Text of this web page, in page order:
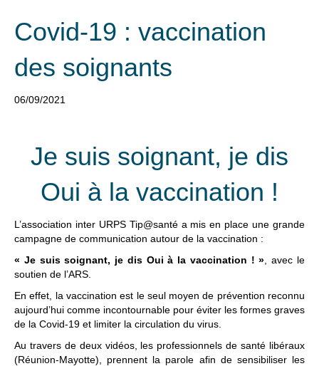
Covid-19 : vaccination
des soignants
06/09/2021
Je suis soignant, je dis
Oui à la vaccination !
L’association inter URPS Tip@santé a mis en place une grande
campagne de communication autour de la vaccination :
« Je suis soignant, je dis Oui à la vaccination ! » , avec le
soutien de l’ARS.
En effet, la vaccination est le seul moyen de prévention reconnu
aujourd’hui comme incontournable pour éviter les formes graves
de la Covid-19 et limiter la circulation du virus.
Au travers de deux vidéos, les professionnels de santé libéraux
(Réunion-Mayotte), prennent la parole afin de sensibiliser les